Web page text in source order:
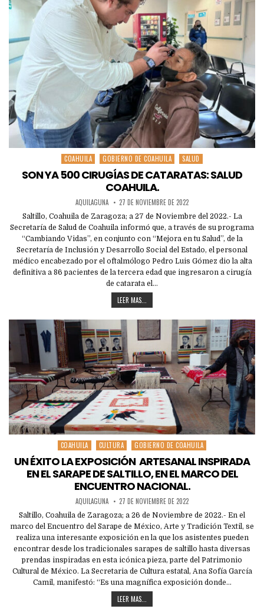
Posted
in
COAHUILA GOBIERNO DE COAHUILA SALUD
SON YA 500 CIRUGÍAS DE CATARATAS: SALUD
COAHUILA.
AQUILAGUNA 27 DE NOVIEMBRE DE 2022
Saltillo, Coahuila de Zaragoza; a 27 de Noviembre del 2022.- La
Secretaría de Salud de Coahuila informó que, a través de su programa
“Cambiando Vidas”, en conjunto con “Mejora en tu Salud”, de la
Secretaría de Inclusión y Desarrollo Social del Estado, el personal
médico encabezado por el oftalmólogo Pedro Luis Gómez dio la alta
definitiva a 86 pacientes de la tercera edad que ingresaron a cirugía
de catarata el…
LEER MAS...
Posted
in
COAHUILA CULTURA GOBIERNO DE COAHUILA
UN ÉXITO LA EXPOSICIÓN ARTESANAL INSPIRADA
EN EL SARAPE DE SALTILLO, EN EL MARCO DEL
ENCUENTRO NACIONAL.
AQUILAGUNA 27 DE NOVIEMBRE DE 2022
Saltillo, Coahuila de Zaragoza; a 26 de Noviembre de 2022.- En el
marco del Encuentro del Sarape de México, Arte y Tradición Textil, se
realiza una interesante exposición en la que los asistentes pueden
encontrar desde los tradicionales sarapes de saltillo hasta diversas
prendas inspiradas en esta icónica pieza, parte del Patrimonio
Cultural de México. La Secretaria de Cultura estatal, Ana Sofía García
Camil, manifestó: “Es una magnífica exposición donde…
LEER MAS...